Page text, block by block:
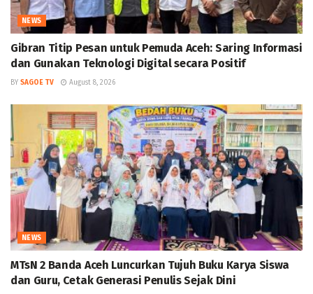
NEWS
Gibran Titip Pesan untuk Pemuda Aceh: Saring Informasi
dan Gunakan Teknologi Digital secara Positif
BY SAGOE TV August 8, 2026
NEWS
MTsN 2 Banda Aceh Luncurkan Tujuh Buku Karya Siswa
dan Guru, Cetak Generasi Penulis Sejak Dini